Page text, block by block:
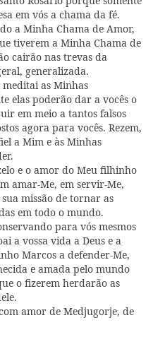
em vós a chama da fé.
a Minha Chama de Amor,
tiverem a Minha Chama de
cairão nas trevas da
generalizada.
meditai as Minhas
elas poderão dar a vocês o
em meio a tantos falsos
agora para vocês. Rezem,
a Mim e às Minhas
e o amor do Meu filhinho
amar-Me, em servir-Me,
missão de tornar as
em todo o mundo.
para vós mesmos
a vossa vida a Deus e a
Marcos a defender-Me,
e amada pelo mundo
o fizerem herdarão as
amor de Medjugorje, de